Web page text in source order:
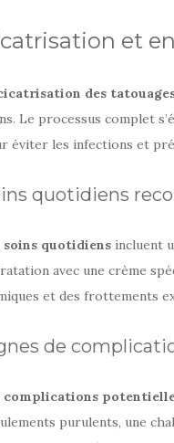
et
des
Le processus complet
éviter les infections et
quotidiens
soins quotidiensincluent
avec une crème
et des frottements
de
complications
purulents, une